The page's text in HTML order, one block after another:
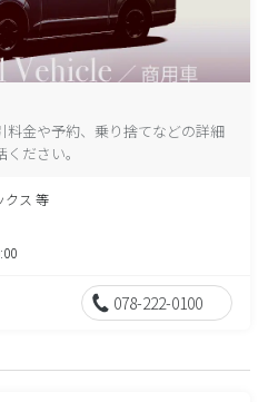
料金や予約、乗り捨てなどの詳細
ださい。
クス 等
078-222-0100